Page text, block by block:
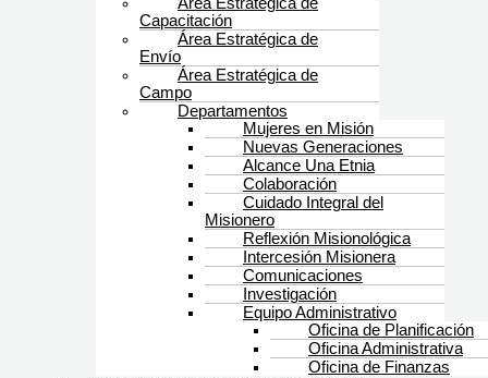
Área Estratégica de
Capacitación
Área Estratégica de
Envío
Área Estratégica de
Campo
Departamentos
Mujeres en Misión
Nuevas Generaciones
Alcance Una Etnia
Colaboración
Cuidado Integral del
Misionero
Reflexión Misionológica
Intercesión Misionera
Comunicaciones
Investigación
Equipo Administrativo
Oficina de Planificación
Oficina Administrativa
Oficina de Finanzas